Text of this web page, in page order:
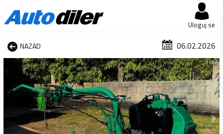
Uloguj se
NAZAD 06.02.2026
1 od 7